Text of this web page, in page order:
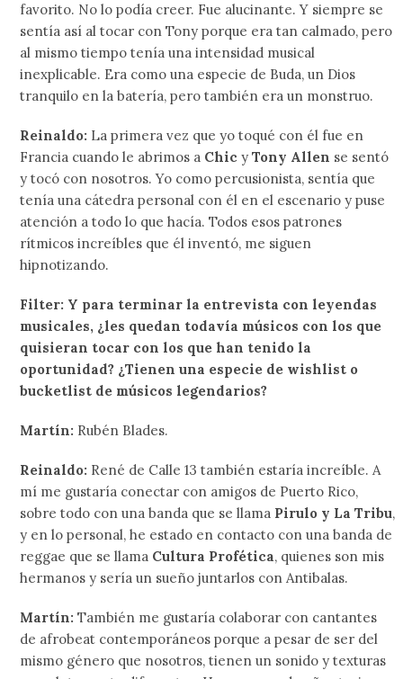
favorito. No lo podía creer. Fue alucinante. Y siempre se
sentía así al tocar con Tony porque era tan calmado, pero
al mismo tiempo tenía una intensidad musical
inexplicable. Era como una especie de Buda, un Dios
tranquilo en la batería, pero también era un monstruo.
Reinaldo: La primera vez que yo toqué con él fue en
Francia cuando le abrimos a Chic yTony Allen se sentó
y tocó con nosotros. Yo como percusionista, sentía que
tenía una cátedra personal con él en el escenario y puse
atención a todo lo que hacía. Todos esos patrones
rítmicos increíbles que él inventó, me siguen
hipnotizando.
Filter: Y para terminar la entrevista con leyendas
musicales, ¿les quedan todavía músicos con los que
quisieran tocar con los que han tenido la
oportunidad? ¿Tienen una especie de wishlist o
bucketlist de músicos legendarios?
Martín: Rubén Blades.
Reinaldo: René de Calle 13 también estaría increíble. A
mí me gustaría conectar con amigos de Puerto Rico,
sobre todo con una banda que se llama Pirulo y La Tribu,
y en lo personal, he estado en contacto con una banda de
reggae que se llama Cultura Profética, quienes son mis
hermanos y sería un sueño juntarlos con Antibalas.
Martín:También me gustaría colaborar con cantantes
de afrobeat contemporáneos porque a pesar de ser del
mismo género que nosotros, tienen un sonido y texturas